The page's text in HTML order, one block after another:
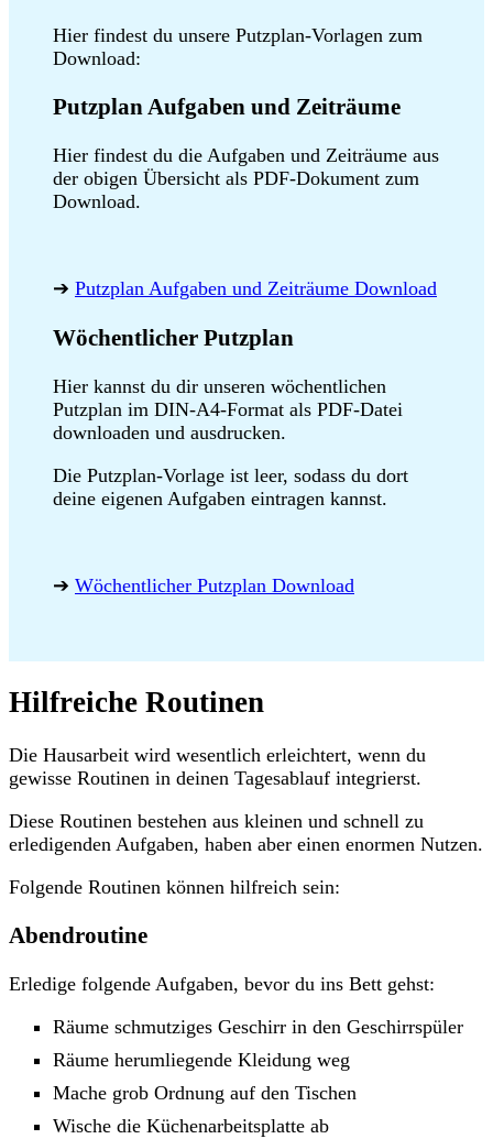
Hier findest du unsere Putzplan-Vorlagen zum
Download:
Putzplan Aufgaben und Zeiträume
Hier findest du die Aufgaben und Zeiträume aus
der obigen Übersicht als PDF-Dokument zum
Download.
➔ Putzplan Aufgaben und Zeiträume Download
Wöchentlicher Putzplan
Hier kannst du dir unseren wöchentlichen
Putzplan im DIN-A4-Format als PDF-Datei
downloaden und ausdrucken.
Die Putzplan-Vorlage ist leer, sodass du dort
deine eigenen Aufgaben eintragen kannst.
➔ Wöchentlicher Putzplan Download
Hilfreiche Routinen
Die Hausarbeit wird wesentlich erleichtert, wenn du
gewisse Routinen in deinen Tagesablauf integrierst.
Diese Routinen bestehen aus kleinen und schnell zu
erledigenden Aufgaben, haben aber einen enormen Nutzen.
Folgende Routinen können hilfreich sein:
Abendroutine
Erledige folgende Aufgaben, bevor du ins Bett gehst:
Räume schmutziges Geschirr in den Geschirrspüler
Räume herumliegende Kleidung weg
Mache grob Ordnung auf den Tischen
Wische die Küchenarbeitsplatte ab